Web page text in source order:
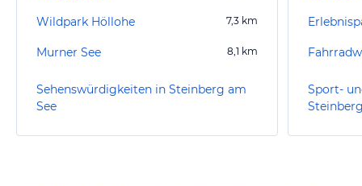
Wildpark Höllohe 7,3 km
Murner See 8,1 km
Sehenswürdigkeiten in Steinberg am
See
Sport-